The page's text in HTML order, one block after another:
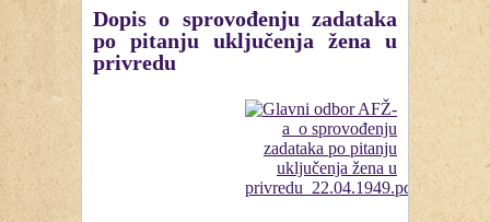
Dopis o sprovođenju zadataka
po pitanju uključenja žena u
privredu